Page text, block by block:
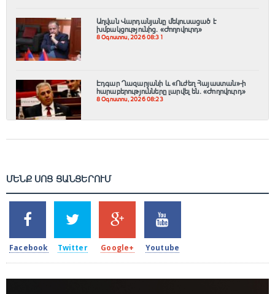
Աղվան Վարդանյանը մեկուսացած է
խմբակցությունից․ «Ժողովուրդ»
8 Օգոստոս, 2026 08:31
Էդգար Ղազարյանի և «Ուժեղ Հայաստան»-ի
հարաբերությունները լարվել են․ «Ժողովուրդ»
8 Օգոստոս, 2026 08:23
ՄԵՆՔ ՍՈՑ ՑԱՆՑԵՐՈՒՄ
2k
SHARES
Facebook
1.5k
TWEETS
Twitter
203
SHARES
Google+
620
SHARES
Youtube